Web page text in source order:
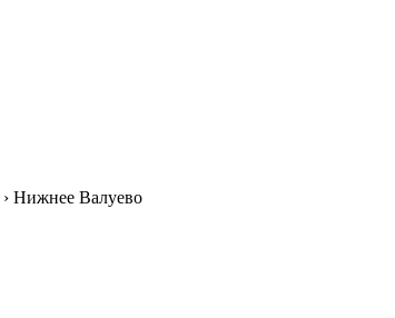
› Нижнее Валуево